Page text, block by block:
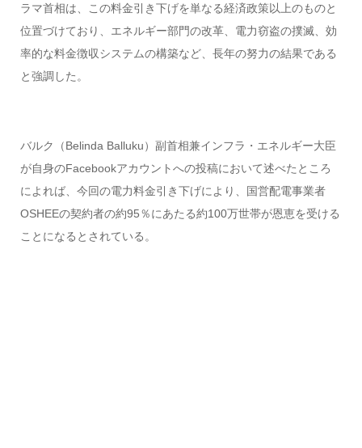
ラマ首相は、この料金引き下げを単なる経済政策以上のものと
位置づけており、エネルギー部門の改革、電力窃盗の撲滅、効
率的な料金徴収システムの構築など、長年の努力の結果である
と強調した。
バルク（Belinda Balluku）副首相兼インフラ・エネルギー大臣
が自身のFacebookアカウントへの投稿において述べたところ
によれば、今回の電力料金引き下げにより、国営配電事業者
OSHEEの契約者の約95％にあたる約100万世帯が恩恵を受ける
ことになるとされている。